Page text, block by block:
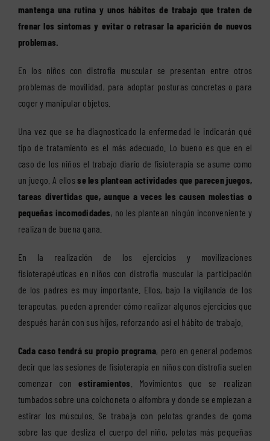
mantenga una rutina y unos hábitos de trabajo que traten de
frenar los síntomas y evitar o retrasar la aparición de nuevos
problemas.
En los niños con distrofia muscular se presentan entre otros
problemas de movilidad, para adoptar posturas concretas o para
coger y manipular objetos.
Una vez que se ha diagnosticado la enfermedad le indicarán qué
tipo de tratamiento es el más adecuado. Lo bueno es que en el
caso de los niños el trabajo diario de fisioterapia se asume como
un juego. A ellosse les plantean actividades que parecen juegos,
tareas divertidas que, aunque a veces les causen molestias o
pequeñas incomodidades, no les plantean ningún inconveniente y
realizan de buena gana.
En la realización de los ejercicios y movilizaciones
fisioterapéuticas en niños con distrofia muscular la participación
de los padres es muy importante. Ellos, bajo la vigilancia de los
terapeutas, pueden aprender cómo realizar algunos ejercicios que
después harán con sus hijos, reforzando así el hábito de trabajo.
Cada caso tendrá su propio programa, pero en general podemos
decir que las sesiones de fisioterapia en niños con distrofia suelen
comenzar conestiramientos . Movimientos que se realizan
tumbados sobre una colchoneta o alfombra y donde se empiezan a
estirar los músculos. Se trabaja con pelotas grandes de goma
sobre las que desliza el cuerpo del niño, pelotas más pequeñas